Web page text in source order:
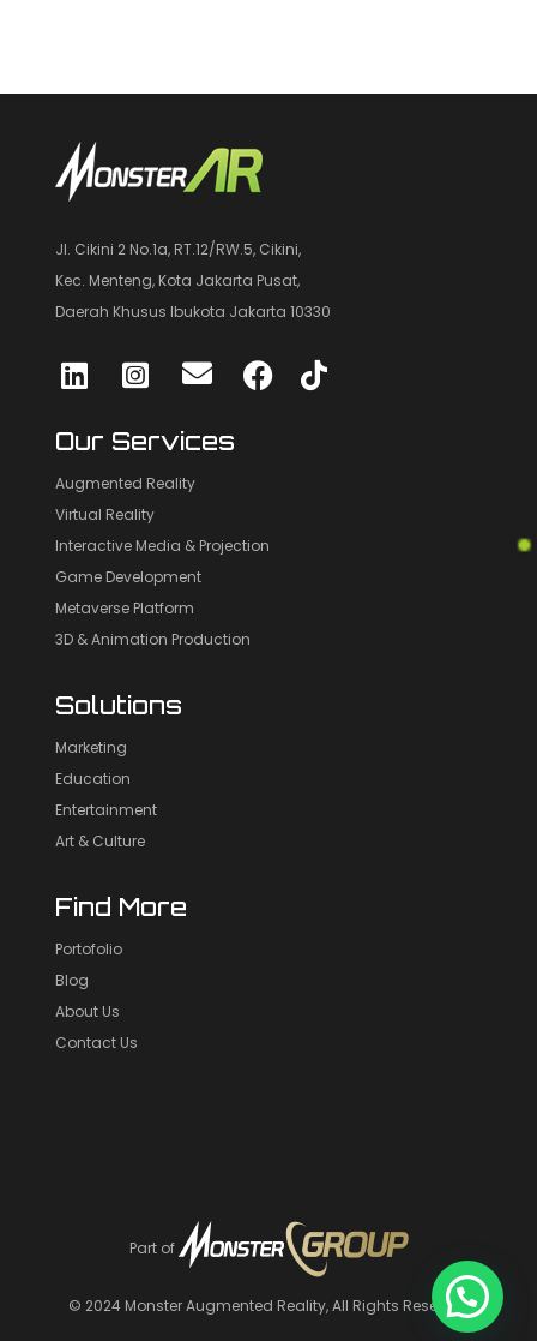
Jl. Cikini 2 No.1a, RT.12/RW.5, Cikini,
Kec. Menteng, Kota Jakarta Pusat,
Daerah Khusus Ibukota Jakarta 10330
Our Services
Augmented Reality
Virtual Reality
Interactive Media & Projection
Game Development
Metaverse Platform
3D & Animation Production
Solutions
Marketing
Education
Entertainment
Art & Culture
Find More
Portofolio
Blog
About Us
Contact Us
Part of
© 2024 Monster Augmented Reality, All Rights Reserved